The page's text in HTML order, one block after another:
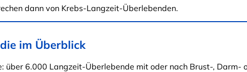
dann von Krebs-Langzeit-Überlebenden.
im Überblick
über 6.000 Langzeit-Überlebende mit oder nach Brust-, Darm-